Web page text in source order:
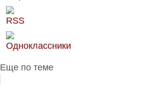
Еще по теме